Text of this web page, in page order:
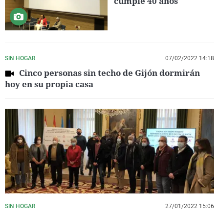
SIN HOGAR 07/02/2022 14:18
Cinco personas sin techo de Gijón dormirán
hoy en su propia casa
SIN HOGAR 27/01/2022 15:06